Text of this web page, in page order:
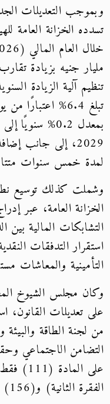
وبموجب التعديلات
تنظيم آلية الزيادة
2029، إلى جانب
لمدة خمس سنوات
وشملت كذلك توسيع
الخزانة العامة، عبر
التشابكات المالية بين
استقرار التدفقات
التأمينية والمعاشات
وكان مجلس الشيوخ
على تعديلات القانون،
من لجنة الطاقة
التضامن الاجتماعي
الفقرة الثانية) و(156) الواردتين في مشروع الحكومة.